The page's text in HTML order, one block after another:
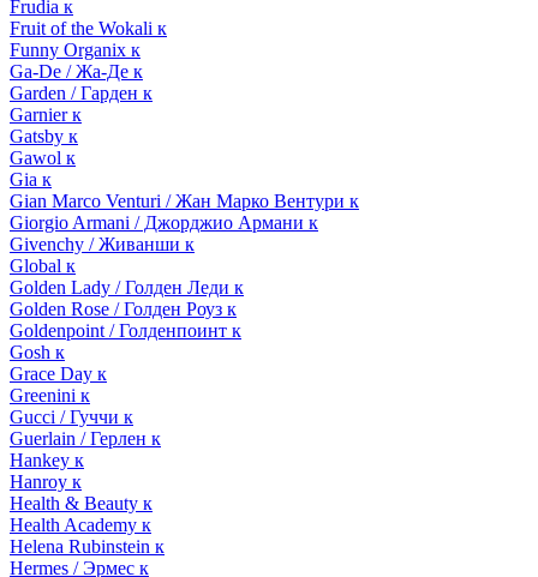
Frudia к
Fruit of the Wokali к
Funny Organix к
Ga-De / Жа-Де к
Garden / Гарден к
Garnier к
Gatsby к
Gawol к
Gia к
Gian Marco Venturi / Жан Марко Вентури к
Giorgio Armani / Джорджио Армани к
Givenchy / Живанши к
Global к
Golden Lady / Голден Леди к
Golden Rose / Голден Роуз к
Goldenpoint / Голденпоинт к
Gosh к
Grace Day к
Greenini к
Gucci / Гуччи к
Guerlain / Герлен к
Hankey к
Hanroy к
Health & Beauty к
Health Academy к
Helena Rubinstein к
Hermes / Эрмес к